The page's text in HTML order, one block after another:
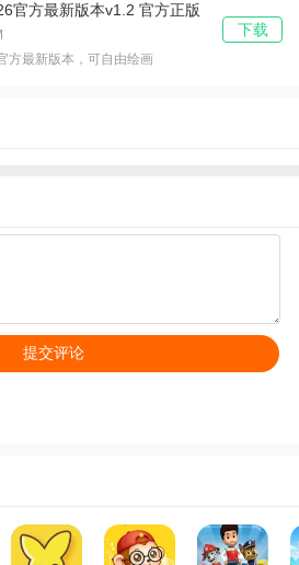
官方最新版本v1.2 官方正版
方最新版本，可自由绘画
下载